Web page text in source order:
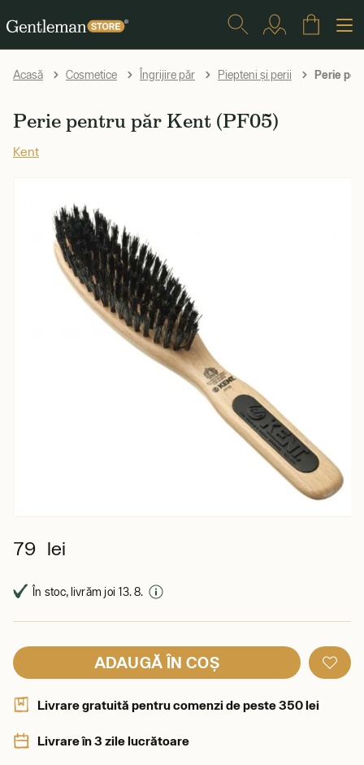
Acasă Cosmetice Îngrijire păr Piepteni și perii Perie
Perie pentru păr Kent (PF05)
Kent
79 lei
În stoc, livrăm joi 13. 8.
ADAUGĂ ÎN COȘ
Livrare gratuită pentru comenzi de peste 350 lei
Livrare în 3 zile lucrătoare